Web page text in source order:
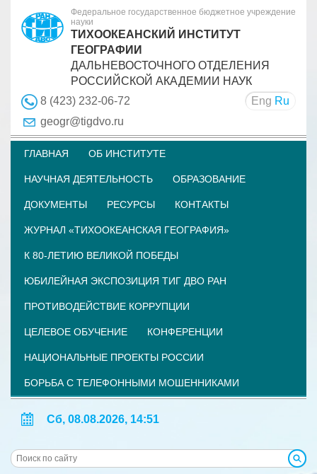
Федеральное государственное бюджетное учреждение
науки
ТИХООКЕАНСКИЙ ИНСТИТУТ
ГЕОГРАФИИ
ДАЛЬНЕВОСТОЧНОГО ОТДЕЛЕНИЯ
РОССИЙСКОЙ АКАДЕМИИ НАУК
8 (423) 232-06-72
Eng Ru
geogr@tigdvo.ru
ГЛАВНАЯ ОБ ИНСТИТУТЕ
НАУЧНАЯ ДЕЯТЕЛЬНОСТЬ ОБРАЗОВАНИЕ
ДОКУМЕНТЫ РЕСУРСЫ КОНТАКТЫ
ЖУРНАЛ «ТИХООКЕАНСКАЯ ГЕОГРАФИЯ»
К 80-ЛЕТИЮ ВЕЛИКОЙ ПОБЕДЫ
ЮБИЛЕЙНАЯ ЭКСПОЗИЦИЯ ТИГ ДВО РАН
ПРОТИВОДЕЙСТВИЕ КОРРУПЦИИ
ЦЕЛЕВОЕ ОБУЧЕНИЕ КОНФЕРЕНЦИИ
НАЦИОНАЛЬНЫЕ ПРОЕКТЫ РОССИИ
БОРЬБА С ТЕЛЕФОННЫМИ МОШЕННИКАМИ
Сб, 08.08.2026, 14:51